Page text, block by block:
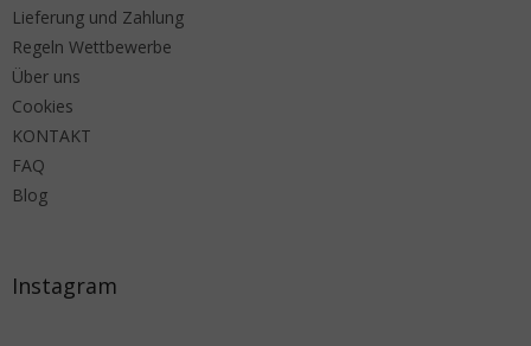
Lieferung und Zahlung
Regeln Wettbewerbe
Über uns
Cookies
KONTAKT
FAQ
Blog
Instagram